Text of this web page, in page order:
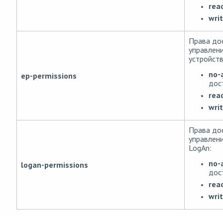
ep-permissions
Права
no-
logan-permissions
Права
LogAn:
no-